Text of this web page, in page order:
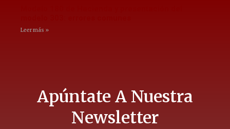
Leer más »
Apúntate A Nuestra
Newsletter